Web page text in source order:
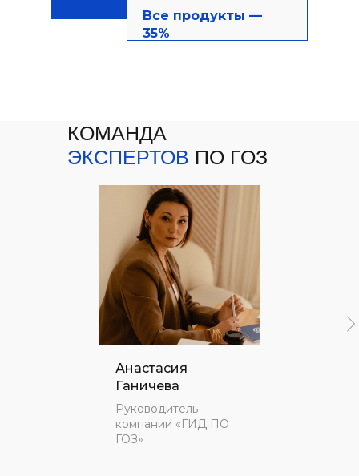
Все продукты —
35%
КОМАНДА
ЭКСПЕРТОВ ПО ГОЗ
Анастасия
Ганичева
Руководитель
компании «ГИД ПО
ГОЗ»